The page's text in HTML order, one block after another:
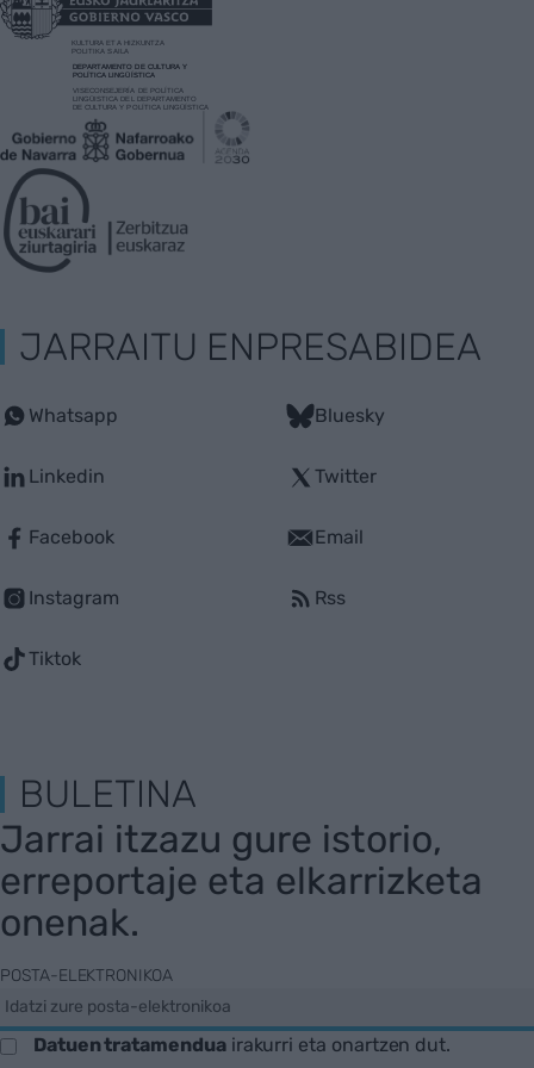
JARRAITU ENPRESABIDEA
Whatsapp
Linkedin
Facebook
Instagram
Tiktok
Bluesky
Twitter
Email
Rss
BULETINA
Jarrai itzazu gure istorio,
erreportaje eta elkarrizketa
onenak.
POSTA-ELEKTRONIKOA
Datuen tratamenduairakurri eta onartzen dut.